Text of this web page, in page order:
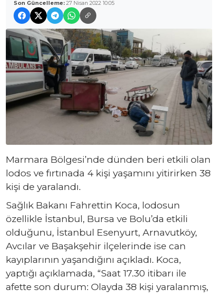
Son Güncelleme: 27 Nisan 2022 10:05
Marmara Bölgesi’nde dünden beri etkili olan
lodos ve fırtınada 4 kişi yaşamını yitirirken 38
kişi de yaralandı.
Sağlık Bakanı Fahrettin Koca, lodosun
özellikle İstanbul, Bursa ve Bolu’da etkili
olduğunu, İstanbul Esenyurt, Arnavutköy,
Avcılar ve Başakşehir ilçelerinde ise can
kayıplarının yaşandığını açıkladı. Koca,
yaptığı açıklamada, “Saat 17.30 itibarı ile
afette son durum: Olayda 38 kişi yaralanmış,